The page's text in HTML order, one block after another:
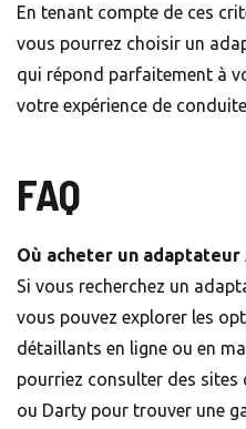
En tenant compte de ces
vous pourrez choisir un
qui répond parfaitement à
votre expérience de
FAQ
Où acheter un
Si vous recherchez un
vous pouvez explorer les
détaillants en ligne ou en
pourriez consulter des
ou Darty pour trouver une